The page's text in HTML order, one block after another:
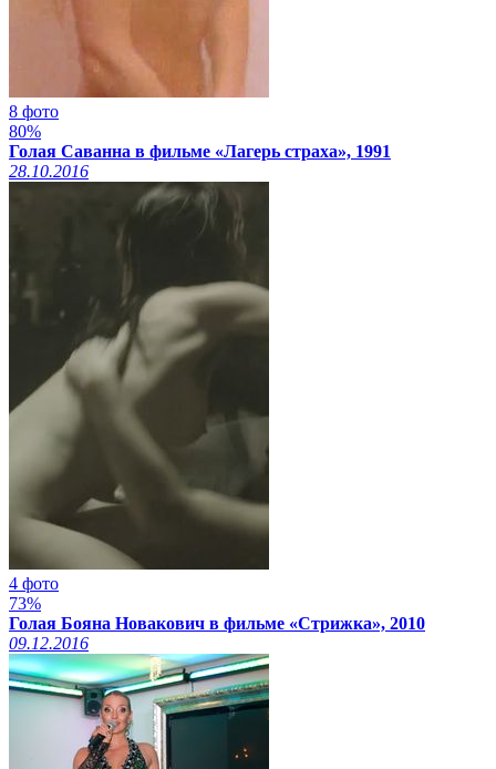
8 фото
80%
Голая Саванна в фильме «Лагерь страха», 1991
28.10.2016
4 фото
73%
Голая Бояна Новакович в фильме «Стрижка», 2010
09.12.2016